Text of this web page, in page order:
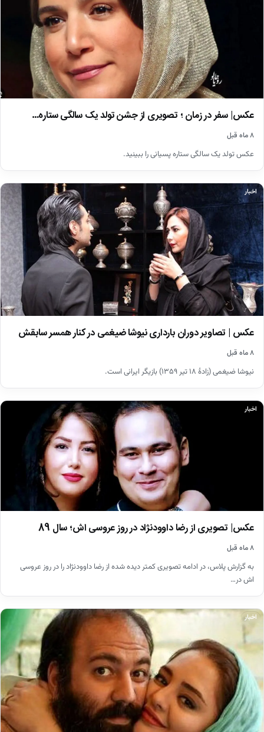
عکس| سفر در زمان ؛ تصویری از جشن تولد یک سالگی ستاره…
۸ ماه قبل
عکس تولد یک سالگی ستاره پسیانی را ببینید.
اخبار
عکس | تصاویر دوران بارداری نیوشا ضیغمی در کنار همسر سابقش
۸ ماه قبل
نیوشا ضیغمی (زادهٔ ۱۸ تیر ۱۳۵۹) بازیگر ایرانی است.
اخبار
عکس| تصویری از رضا داوودنژاد در روز عروسی اش؛ سال 89
۸ ماه قبل
به گزارش پلاس، در ادامه تصویری کمتر دیده شده از رضا داوودنژاد را در روز عروسی
اش در…
اخبار